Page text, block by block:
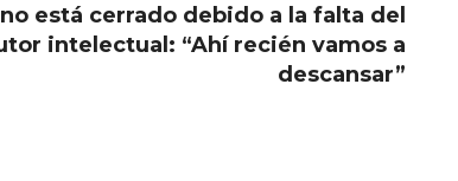
está cerrado debido a la falta del
intelectual: “Ahí recién vamos a
descansar”